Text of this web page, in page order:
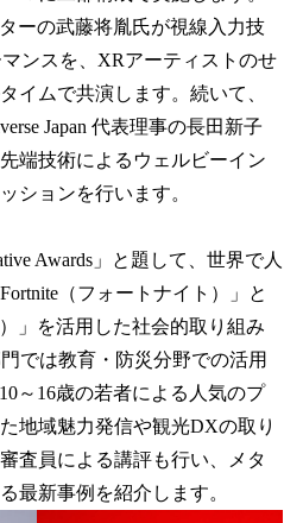
ーの武藤将胤氏が視線入力技
ンスを、XRアーティストのせ
イムで共演します。続いて、
Japan 代表理事の長田新子
端技術によるウェルビーイン
ションを行います。
Awards」と題して、世界で人
（フォートナイト）」と
」を活用した社会的取り組み
では教育・防災分野での活用
～16歳の若者による人気のプ
地域魅力発信や観光DXの取り
査員による講評も行い、メタ
最新事例を紹介します。